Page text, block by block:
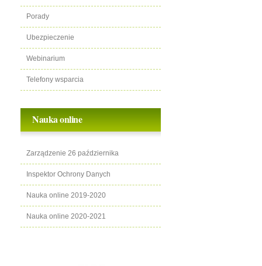
Porady
Ubezpieczenie
Webinarium
Telefony wsparcia
Nauka online
Zarządzenie 26 października
Inspektor Ochrony Danych
Nauka online 2019-2020
Nauka online 2020-2021